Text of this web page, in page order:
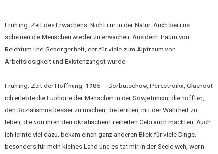
Frühling. Zeit des Erwachens. Nicht nur in der Natur. Auch bei uns
scheinen die Menschen wieder zu erwachen. Aus dem Traum von
Reichtum und Geborgenheit, der für viele zum Alptraum von
Arbeitslosigkeit und Existenzangst wurde.
Frühling. Zeit der Hoffnung. 1985 – Gorbatschow, Perestroika, Glasnost
ich erlebte die Euphorie der Menschen in der Sowjetunion, die hofften,
den Sozialismus besser zu machen, die lernten, mit der Wahrheit zu
leben, die von ihren demokratischen Freiheiten Gebrauch machten. Auch
ich lernte viel dazu, bekam einen ganz anderen Blick für viele Dinge,
besonders für mein kleines Land und es tat mir in der Seele weh, wenn